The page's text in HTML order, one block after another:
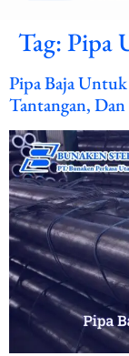
Tag:Pipa
Pipa Baja
Tantangan,